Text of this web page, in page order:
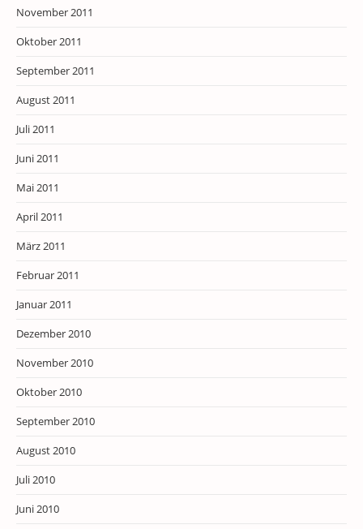
November 2011
Oktober 2011
September 2011
August 2011
Juli 2011
Juni 2011
Mai 2011
April 2011
März 2011
Februar 2011
Januar 2011
Dezember 2010
November 2010
Oktober 2010
September 2010
August 2010
Juli 2010
Juni 2010